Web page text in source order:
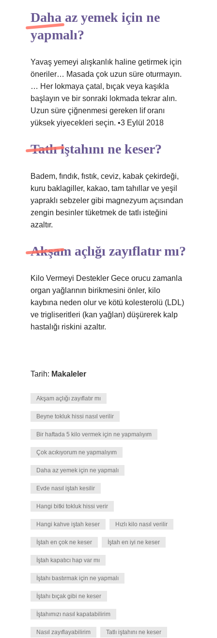
Daha az yemek için ne
yapmalı?
Yavaş yemeyi alışkanlık haline getirmek için
öneriler… Masada çok uzun süre oturmayın.
… Her lokmaya çatal, bıçak veya kaşıkla
başlayın ve bir sonraki lokmada tekrar alın.
Uzun süre çiğnenmesi gereken lif oranı
yüksek yiyecekleri seçin. •3 Eylül 2018
Tatlı iştahını ne keser?
Badem, fındık, fıstık, ceviz, kabak çekirdeği,
kuru baklagiller, kakao, tam tahıllar ve yeşil
yapraklı sebzeler gibi magnezyum açısından
zengin besinler tüketmek de tatlı isteğini
azaltır.
Akşam açlığı zayıflatır mı?
Kilo Vermeyi Destekler Gece orucu zamanla
organ yağlarının birikmesini önler, kilo
kaybına neden olur ve kötü kolesterolü (LDL)
ve trigliseritleri (kan yağları) düşürerek kalp
hastalığı riskini azaltır.
Tarih: Makaleler
Akşam açlığı zayıflatır mı
Beyne tokluk hissi nasıl verilir
Bir haftada 5 kilo vermek için ne yapmalıyım
Çok acıkıyorum ne yapmalıyım
Daha az yemek için ne yapmalı
Evde nasıl iştah kesilir
Hangi bitki tokluk hissi verir
Hangi kahve iştah keser Hızlı kilo nasıl verilir
İştah en çok ne keser İştah en iyi ne keser
İştah kapatıcı hap var mı
İştahı bastırmak için ne yapmalı
İştahı bıçak gibi ne keser
İştahımızı nasıl kapatabilirim
Nasıl zayıflayabilirim Tatlı iştahını ne keser